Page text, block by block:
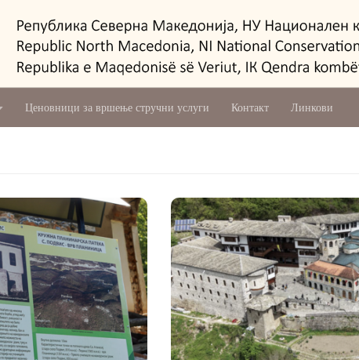
Ценовници за вршење стручни услуги Контакт Линкови